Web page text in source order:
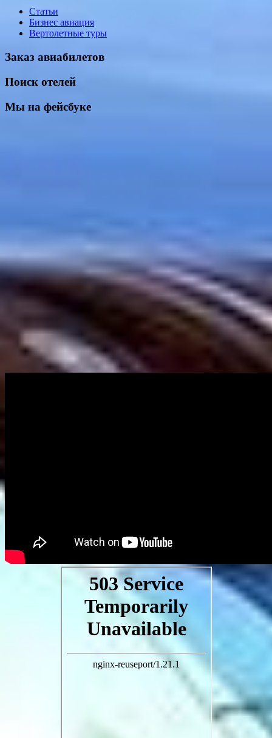
Статьи
Бизнес авиация
Вертолетные туры
Заказ авиабилетов
Поиск отелей
Мы на фейсбуке